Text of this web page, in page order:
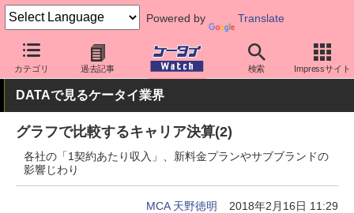
Powered by Translate
カテゴリ 過去記事 検索 Impressサイト
ケータイ Watch 業界動向 調査
DATAで見るケータイ業界
グラフで比較するキャリア決算(2)
各社の「1契約あたり収入」、新料金プランやサブブランドの
影響じわり
MCA 天野徳明 2018年2月16日 11:29